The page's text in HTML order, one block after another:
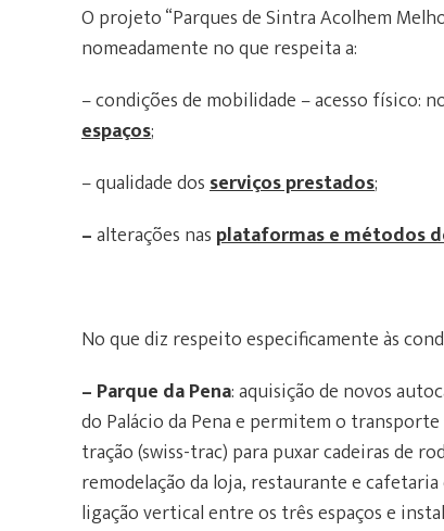
O projeto “Parques de Sintra Acolhem
nomeadamente no que respeita a:
– condições de mobilidade – acesso físico:
espaços;
– qualidade dosserviços prestados;
–alterações nas plataformas e métodos
No que diz respeito especificamente às
– Parque da Pena: aquisição de novos
do Palácio da Pena e permitem o
tração (swiss-trac) para puxar cadeiras de
remodelação da loja, restaurante e
ligação vertical entre os três espaços e